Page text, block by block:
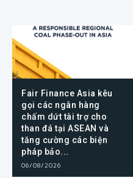
Fair Finance Asia kêu
gọi các ngân hàng
chấm dứt tài trợ cho
than đá tại ASEAN và
tăng cường các biện
pháp bảo...
06/08/2026